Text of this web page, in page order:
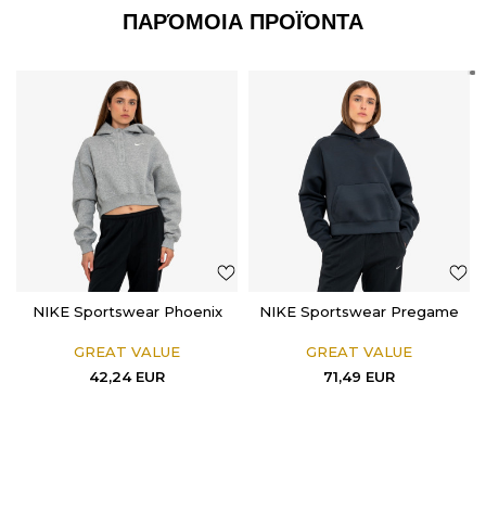
ΠΑΡΌΜΟΙΑ ΠΡΟΪΌΝΤΑ
NIKE Sportswear Phoenix
GREAT VALUE
42,24 EUR
NIKE Sportswear Pregame
GREAT VALUE
71,49 EUR